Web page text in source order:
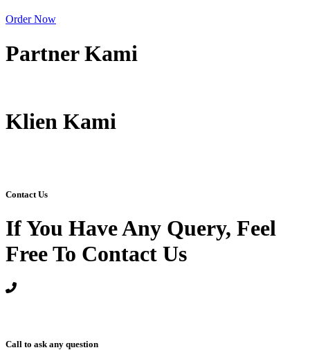
Order Now
Partner Kami
Klien Kami
Contact Us
If You Have Any Query, Feel
Free To Contact Us
Call to ask any question